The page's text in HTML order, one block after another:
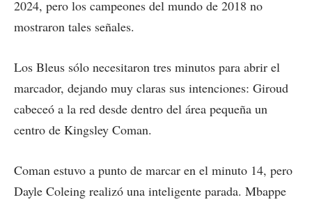
2024, pero los campeones del mundo de 2018 no
mostraron tales señales.
Los Bleus sólo necesitaron tres minutos para abrir el
marcador, dejando muy claras sus intenciones: Giroud
cabeceó a la red desde dentro del área pequeña un
centro de Kingsley Coman.
Coman estuvo a punto de marcar en el minuto 14, pero
Dayle Coleing realizó una inteligente parada. Mbappe